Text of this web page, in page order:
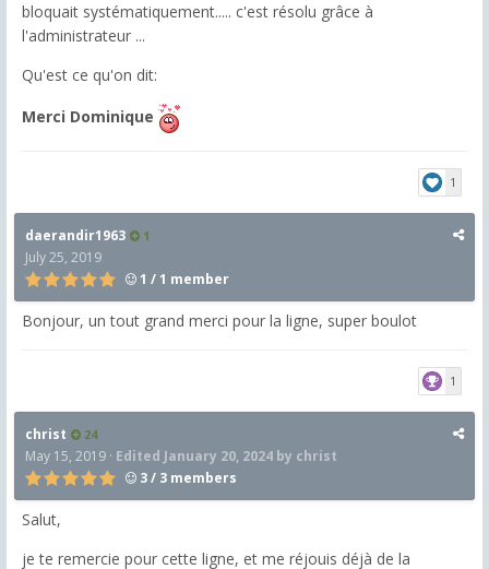
bloquait systématiquement..... c'est résolu grâce à
l'administrateur ...
Qu'est ce qu'on dit:
Merci Dominique
1
daerandir1963 1
July 25, 2019
1 / 1 member
Bonjour, un tout grand merci pour la ligne, super boulot
1
christ 24
May 15, 2019 · Edited January 20, 2024 by christ
3 / 3 members
Salut,
je te remercie pour cette ligne, et me réjouis déjà de la